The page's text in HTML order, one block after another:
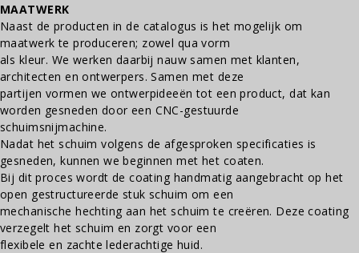
MAATWERK
Naast de producten in de catalogus is het mogelijk om
maatwerk te produceren; zowel qua vorm
als kleur. We werken daarbij nauw samen met klanten,
architecten en ontwerpers. Samen met deze
partijen vormen we ontwerpideeën tot een product, dat kan
worden gesneden door een CNC-gestuurde
schuimsnijmachine.
Nadat het schuim volgens de afgesproken specificaties is
gesneden, kunnen we beginnen met het coaten.
Bij dit proces wordt de coating handmatig aangebracht op het
open gestructureerde stuk schuim om een
mechanische hechting aan het schuim te creëren. Deze coating
verzegelt het schuim en zorgt voor een
flexibele en zachte lederachtige huid.